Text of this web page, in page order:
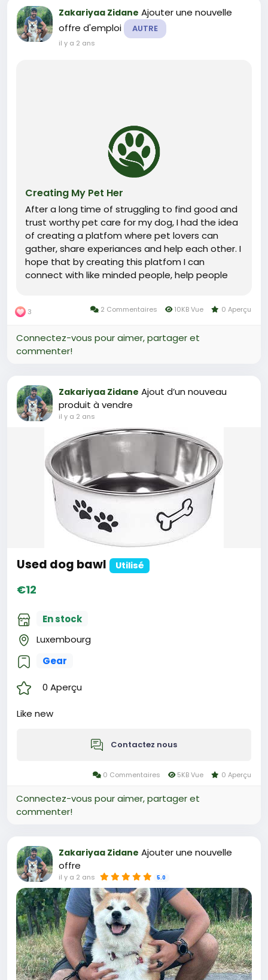
Zakariyaa Zidane Ajouter une nouvelle
offre d'emploi
AUTRE
il y a 2 ans
Creating My Pet Her
After a long time of struggling to find good and
trust worthy pet care for my dog, I had the idea
of creating a platfom where pet lovers can
gather, share experiances and help each other. I
hope that by creating this platfom I can
connect with like minded people, help people
3 2 Commentaires 10KB Vue 0 Aperçu
Connectez-vous pour aimer, partager et
commenter!
Zakariyaa Zidane Ajout d’un nouveau
produit à vendre
il y a 2 ans
Used dog bawl Utilisé
€12
En stock
Luxembourg
Gear
0 Aperçu
Like new
Contactez nous
0 Commentaires 5KB Vue 0 Aperçu
Connectez-vous pour aimer, partager et
commenter!
Zakariyaa Zidane Ajouter une nouvelle
offre
il y a 2 ans 5.0